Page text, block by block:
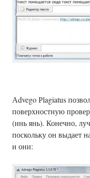
Аdvego Рlagiatus
поверхностную
(инь янь). Конечно,
поскольку он выдает
и они: